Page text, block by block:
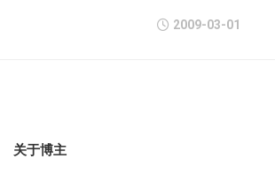
2009-03-01
关于博主